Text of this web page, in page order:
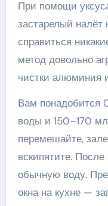
При помощи
застарелый налёт
справиться
метод довольно
чистки алюминия
Вам понадобится
воды и 150–170
перемешайте,
вскипятите.
обычную воду.
окна на кухне —